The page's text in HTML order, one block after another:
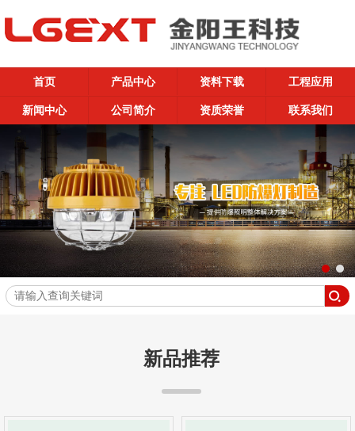
首页 产品中心 资料下载 工程应用
新闻中心 公司简介 资质荣誉 联系我们
新品推荐